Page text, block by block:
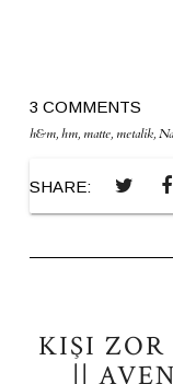
3 COMMENTS
h&m,hm, matte, metalik,
SHARE:
KIŞI ZOR
||